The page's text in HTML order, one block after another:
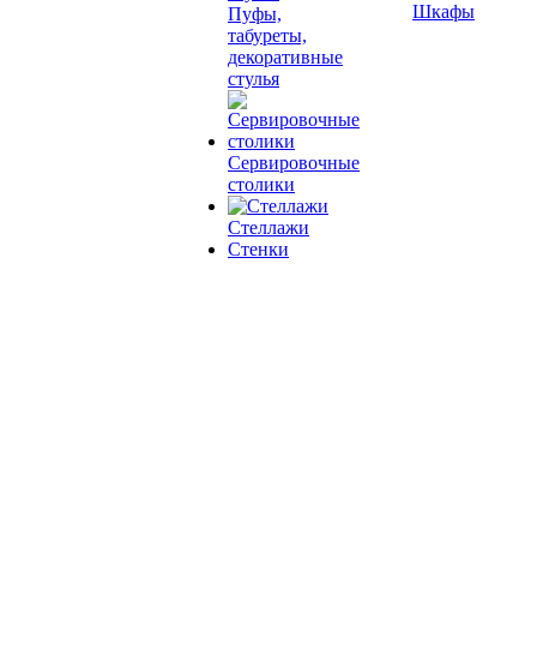
Пуфы,
табуреты,
декоративные
стулья
Сервировочные
столики
Стеллажи
Стенки
Шкафы